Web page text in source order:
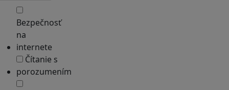
Bezpečnosť
na
internete
Čítanie s
porozumením